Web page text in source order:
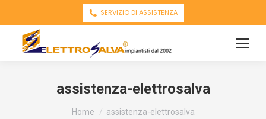
SERVIZIO DI ASSISTENZA
assistenza-elettrosalva
You are here:
Home assistenza-elettrosalva